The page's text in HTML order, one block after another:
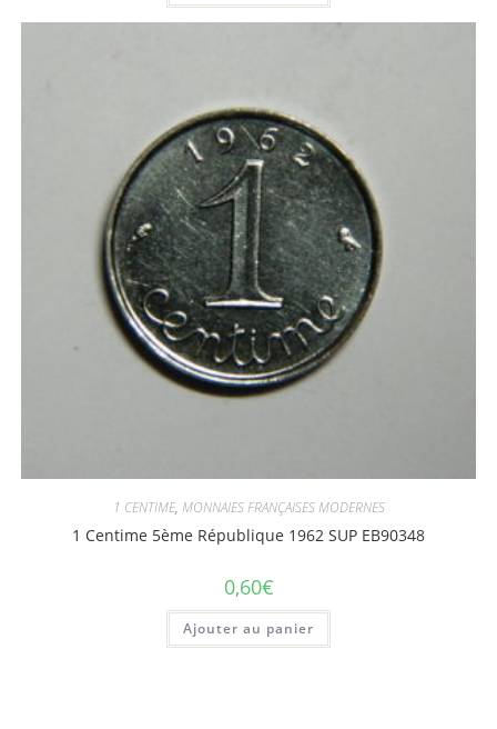
1 CENTIME, MONNAIES FRANÇAISES MODERNES
1 Centime 5ème République 1962 SUP EB90348
0,60€
Ajouter au panier